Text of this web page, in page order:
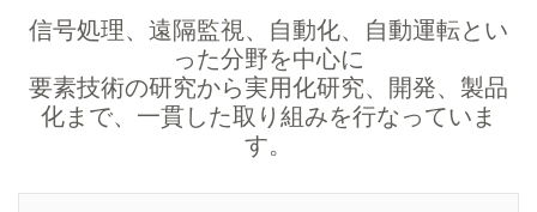
信号処理、遠隔監視、自動化、自動運転とい
った分野を中心に
要素技術の研究から実用化研究、開発、製品
化まで、一貫した取り組みを行なっていま
す。